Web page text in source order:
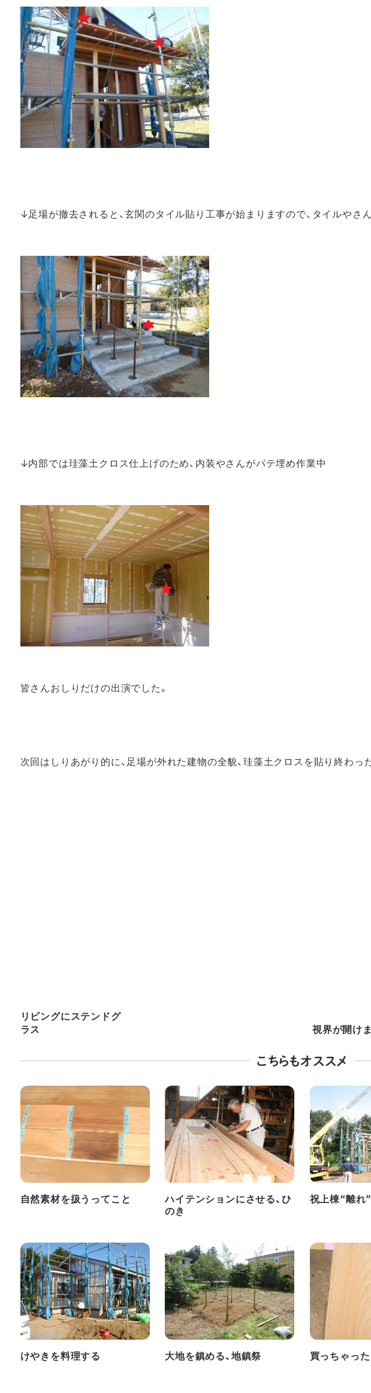
↓足場が撤去されると、玄関のタイル貼り工事が始まりますので、タイルやさ
↓内部では珪藻土クロス仕上げのため、内装やさんがパテ埋め作業中
皆さんおしりだけの出演でした。
次回はしりあがり的に、足場が外れた建物の全貌、珪藻土クロスを貼り終わっ
リビングにステンドグ
ラス
視界が開け
こちらもオススメ
自然素材を扱うってこと
ハイテンションにさせる、ひ
のき
祝上棟“離れ”
けやきを料理する 大地を鎮める、地鎮祭 買っちゃった